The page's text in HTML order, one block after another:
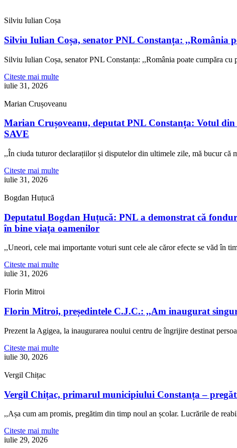
Silviu Iulian Coșa
Silviu Iulian Coșa, senator PNL Constanța: ,,România
Silviu Iulian Coșa, senator PNL Constanța: ,,România poate cumpăra
Citeste mai multe
iulie 31, 2026
Marian Crușoveanu
Marian Crușoveanu, deputat PNL Constanța: Votul
SAVE
,,În ciuda tuturor declarațiilor și disputelor din ultimele zile, mă bucur că
Citeste mai multe
iulie 31, 2026
Bogdan Huțucă
Deputatul Bogdan Huțucă: PNL a demonstrat că
în bine viața oamenilor
,,Uneori, cele mai importante voturi sunt cele ale căror efecte se văd în
Citeste mai multe
iulie 31, 2026
Florin Mitroi
Florin Mitroi, președintele C.J.C.: ,,Am inaugurat
Prezent la Agigea, la inaugurarea noului centru de îngrijire destinat
Citeste mai multe
iulie 30, 2026
Vergil Chițac
Vergil Chițac, primarul municipiului Constanța –
,,Așa cum am promis, pregătim din timp noul an școlar. Lucrările de
Citeste mai multe
iulie 29, 2026